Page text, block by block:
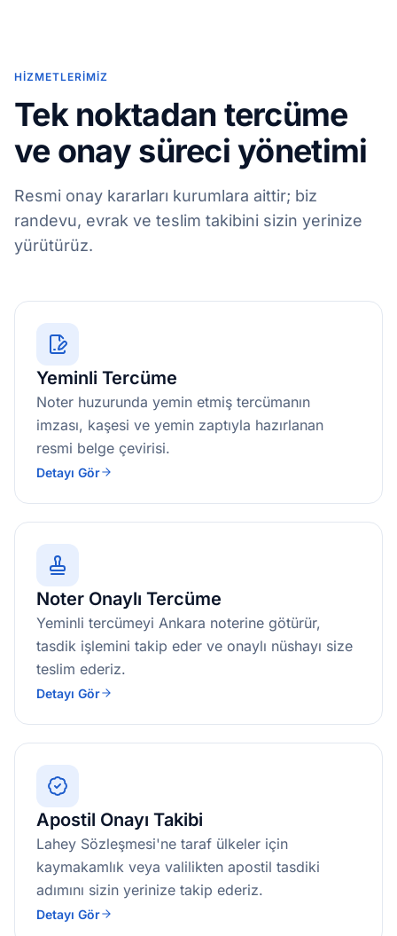
HIZMETLERIMIZ
Tek noktadan tercüme
ve onay süreci yönetimi
Resmi onay kararları kurumlara aittir; biz
randevu, evrak ve teslim takibini sizin yerinize
yürütürüz.
Yeminli Tercüme
Noter huzurunda yemin etmiş tercümanın
imzası, kaşesi ve yemin zaptıyla hazırlanan
resmi belge çevirisi.
Detayı Gör
Noter Onaylı Tercüme
Yeminli tercümeyi Ankara noterine götürür,
tasdik işlemini takip eder ve onaylı nüshayı size
teslim ederiz.
Detayı Gör
Apostil Onayı Takibi
Lahey Sözleşmesi'ne taraf ülkeler için
kaymakamlık veya valilikten apostil tasdiki
adımını sizin yerinize takip ederiz.
Detayı Gör